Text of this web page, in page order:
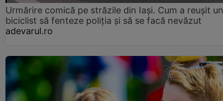
Urmărire comică pe străzile din Iași. Cum a reușit un
biciclist să fenteze poliția și să se facă nevăzut
adevarul.ro